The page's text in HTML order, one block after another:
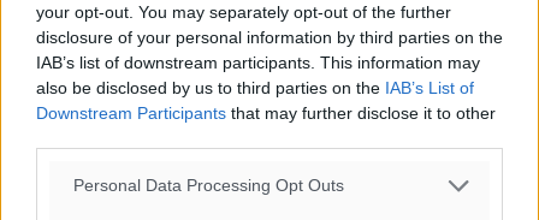
your opt-out. You may separately opt-out of the further
disclosure of your personal information by third parties on the
IAB’s list of downstream participants. This information may
also be disclosed by us to third parties on the IAB’s List of
Downstream Participants that may further disclose it to other
Personal Data Processing Opt Outs